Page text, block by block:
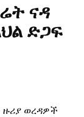
ናዳ
ድጋፍ
ዙሪያ ወረዳዎች